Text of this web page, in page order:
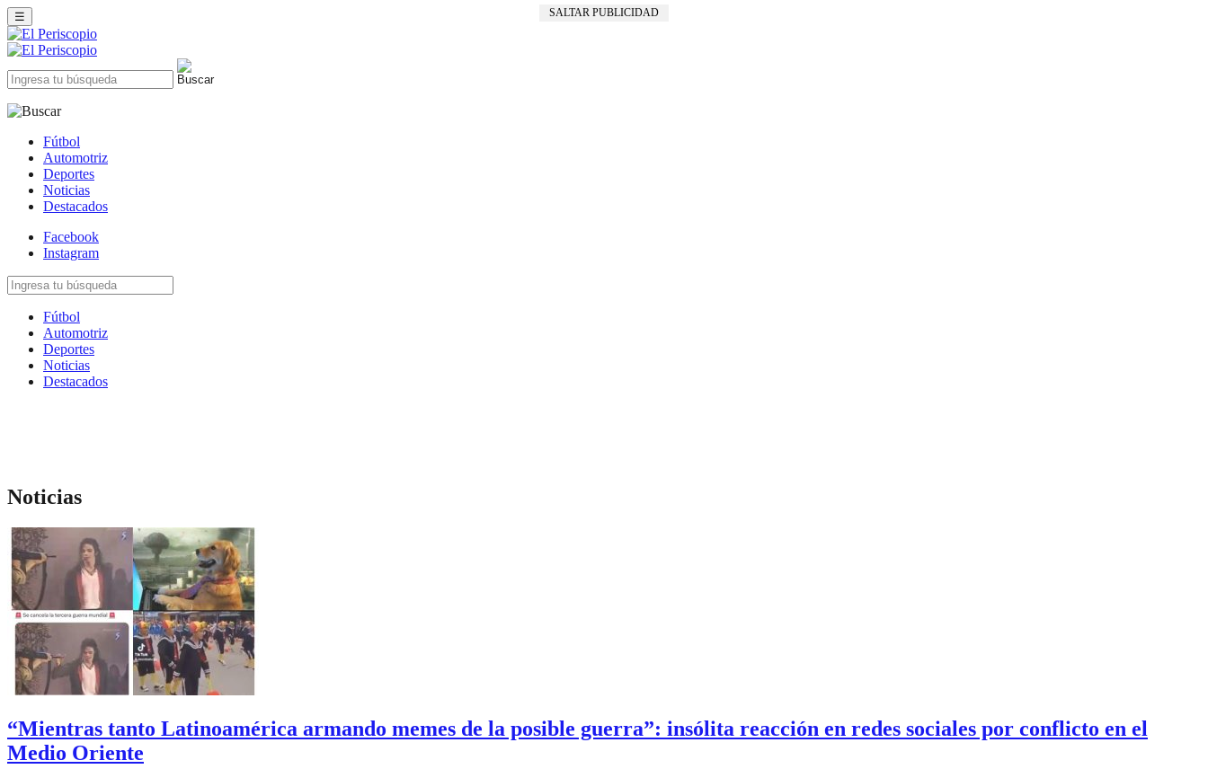
SALTAR PUBLICIDAD
☰
Fútbol
Automotriz
Deportes
Noticias
Destacados
Facebook
Instagram
Fútbol
Automotriz
Deportes
Noticias
Destacados
Noticias
“Mientras tanto Latinoamérica armando memes de la posible guerra”: insólita reacción en redes sociales por conflicto en el
Medio Oriente